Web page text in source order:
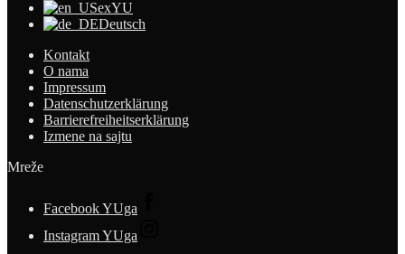
exYU
Deutsch
Kontakt
O nama
Impressum
Datenschutzerklärung
Barrierefreiheitserklärung
Izmene na sajtu
Mreže
Facebook YUga
Instagram YUga